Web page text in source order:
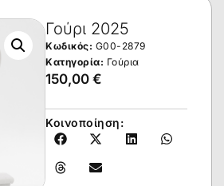
Γούρι 2025
Κωδικός: G00-2879
Κατηγορία: Γούρια
150,00 €
Κοινοποίηση: